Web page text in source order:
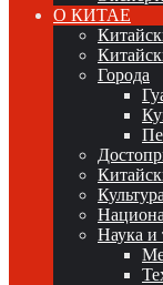
О КИТАЕ
Города
Наука и